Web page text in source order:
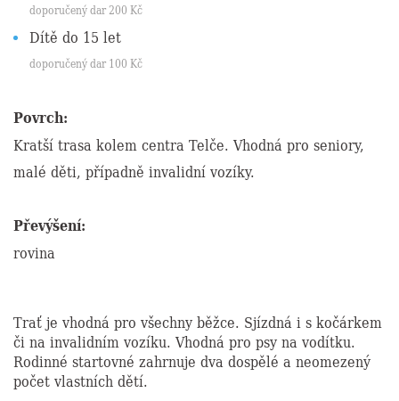
doporučený dar 200 Kč
Dítě do 15 let
doporučený dar 100 Kč
Povrch:
Kratší trasa kolem centra Telče. Vhodná pro seniory,
malé děti, případně invalidní vozíky.
Převýšení:
rovina
Trať je vhodná pro všechny běžce. Sjízdná i s kočárkem
či na invalidním vozíku. Vhodná pro psy na vodítku.
Rodinné startovné zahrnuje dva dospělé a neomezený
počet vlastních dětí.